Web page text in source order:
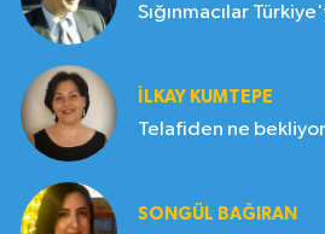
Sığınmacılar
İLKAY KUMTEPE
Telafiden ne
SONGÜL BAĞIRAN